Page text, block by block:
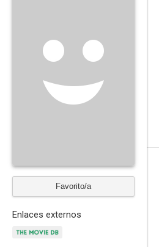
Favorito/a
Enlaces externos